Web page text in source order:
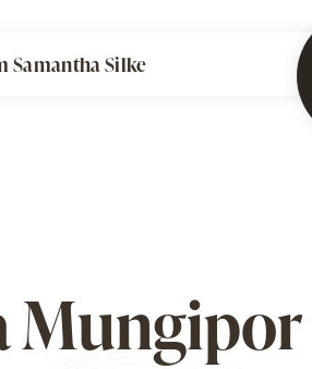
Samantha Silke
Mungipor